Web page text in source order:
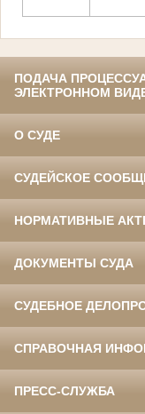
ПОДАЧА
ЭЛЕКТРОННОМ
О СУДЕ
СУДЕЙСКОЕ
НОРМАТИВНЫЕ
ДОКУМЕНТЫ СУДА
СУДЕБНОЕ
СПРАВОЧНАЯ
ПРЕСС-СЛУЖБА